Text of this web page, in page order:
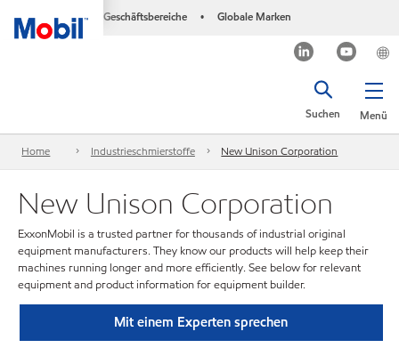
Geschäftsbereiche • Globale Marken
Menü
Suchen
Home Industrieschmierstoffe New Unison Corporation
New Unison Corporation
ExxonMobil is a trusted partner for thousands of industrial original
equipment manufacturers. They know our products will help keep their
machines running longer and more efficiently. See below for relevant
equipment and product information for equipment builder.
Mit einem Experten sprechen